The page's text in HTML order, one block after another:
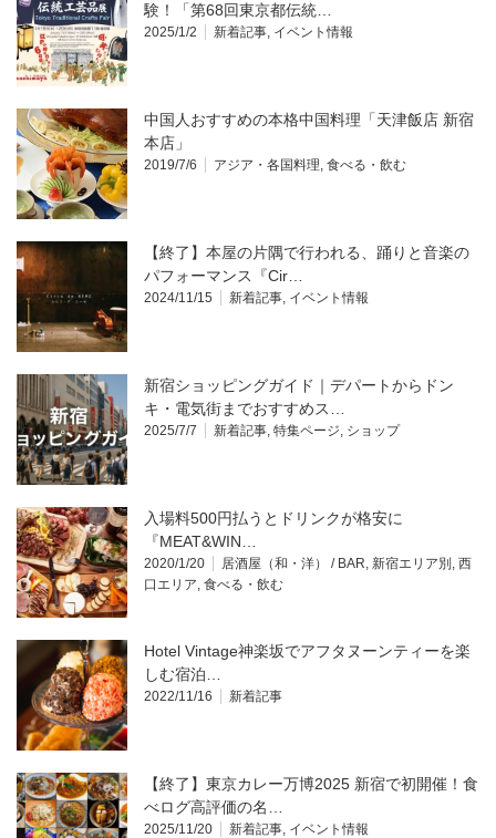
験！「第68回東京都伝統…
2025/1/2 新着記事, イベント情報
中国人おすすめの本格中国料理「天津飯店 新宿
本店」
2019/7/6 アジア・各国料理, 食べる・飲む
【終了】本屋の片隅で行われる、踊りと音楽の
パフォーマンス『Cir…
2024/11/15 新着記事, イベント情報
新宿ショッピングガイド｜デパートからドン
キ・電気街までおすすめス…
2025/7/7 新着記事, 特集ページ, ショップ
入場料500円払うとドリンクが格安に
『MEAT&WIN…
2020/1/20 居酒屋（和・洋） / BAR, 新宿エリア別 , 西
口エリア, 食べる・飲む
Hotel Vintage神楽坂でアフタヌーンティーを楽
しむ宿泊…
2022/11/16 新着記事
【終了】東京カレー万博2025 新宿で初開催！食
べログ高評価の名…
2025/11/20 新着記事, イベント情報